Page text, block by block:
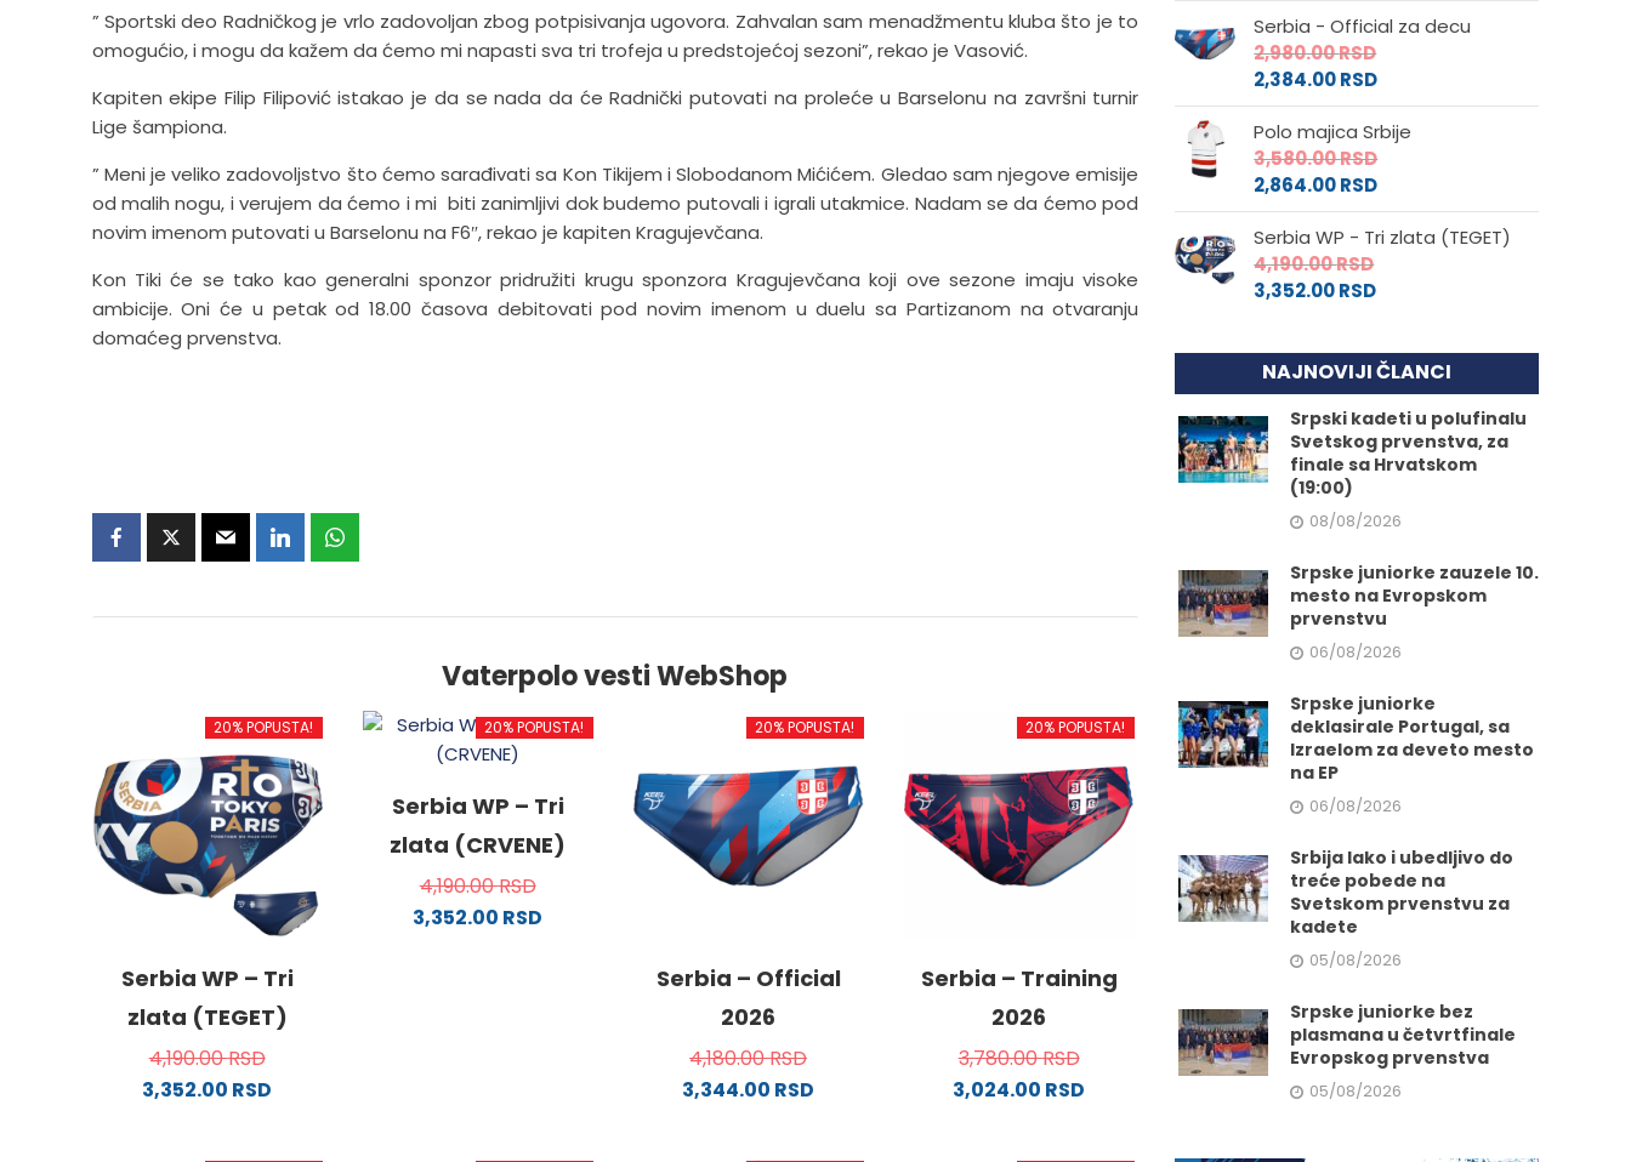
” Sportski deo Radničkog je vrlo zadovoljan zbog potpisivanja ugovora. Zahvalan sam menadžmentu kluba što je to
omogućio, i mogu da kažem da ćemo mi napasti sva tri trofeja u predstojećoj sezoni”, rekao je Vasović.
Kapiten ekipe Filip Filipović istakao je da se nada da će Radnički putovati na proleće u Barselonu na završni turnir
Lige šampiona.
” Meni je veliko zadovoljstvo što ćemo sarađivati sa Kon Tikijem i Slobodanom Mićićem. Gledao sam njegove emisije
od malih nogu, i verujem da ćemo i mi biti zanimljivi dok budemo putovali i igrali utakmice. Nadam se da ćemo pod
novim imenom putovati u Barselonu na F6″, rekao je kapiten Kragujevčana.
Kon Tiki će se tako kao generalni sponzor pridružiti krugu sponzora Kragujevčana koji ove sezone imaju visoke
ambicije. Oni će u petak od 18.00 časova debitovati pod novim imenom u duelu sa Partizanom na otvaranju
domaćeg prvenstva.
Vaterpolo vesti WebShop
20% POPUSTA!
Serbia WP – Tri
zlata (TEGET)
4,190.00RSD
3,352.00 RSD
20% POPUSTA!
Serbia WP – Tri
zlata (CRVENE)
4,190.00RSD
3,352.00 RSD
20% POPUSTA!
Serbia – Official
2026
4,180.00RSD
3,344.00 RSD
20% POPUSTA!
Serbia – Training
2026
3,780.00RSD
3,024.00 RSD
Serbia - Official za decu
2,980.00RSD
2,384.00RSD
Polo majica Srbije
3,580.00RSD
2,864.00RSD
Serbia WP - Tri zlata (TEGET)
4,190.00RSD
3,352.00RSD
NAJNOVIJI ČLANCI
Srpski kadeti u polufinalu
Svetskog prvenstva, za
finale sa Hrvatskom
(19:00)
08/08/2026
Srpske juniorke zauzele 10.
mesto na Evropskom
prvenstvu
06/08/2026
Srpske juniorke
deklasirale Portugal, sa
Izraelom za deveto mesto
na EP
06/08/2026
Srbija lako i ubedljivo do
treće pobede na
Svetskom prvenstvu za
kadete
05/08/2026
Srpske juniorke bez
plasmana u četvrtfinale
Evropskog prvenstva
05/08/2026